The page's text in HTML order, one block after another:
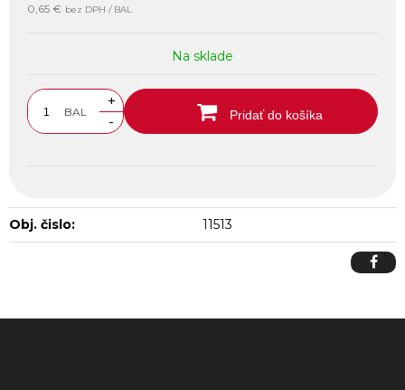
0,65 € bez DPH / BAL
Na sklade
BAL
+
-
Pridať do košíka
Obj. čislo: 11513